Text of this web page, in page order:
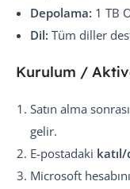
Depolama: 1 TB
Dil: Tüm diller
Kurulum /
Satın alma
gelir.
E-postadaki
Microsoft